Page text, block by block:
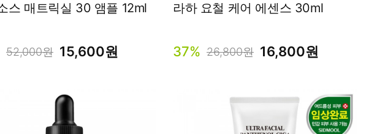
스킨소스 매트릭실 30 앰플 12ml
52,000원 15,600원
라하 요철 케어 에센스 30ml
37% 26,800원 16,800원